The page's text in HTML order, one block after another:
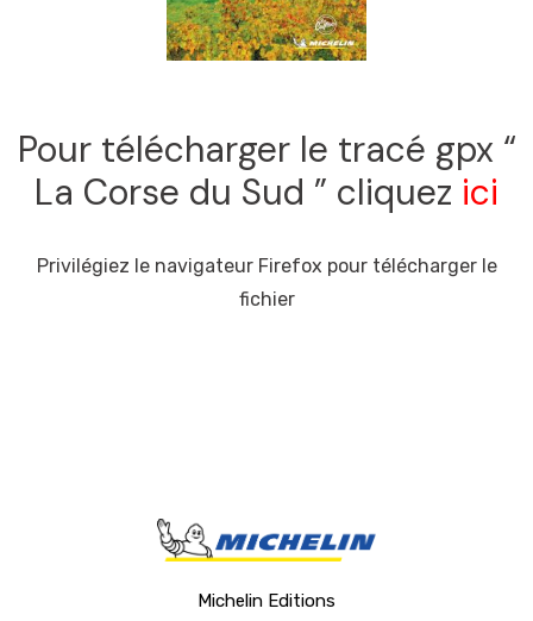
Pour télécharger le tracé gpx “
La Corse du Sud ” cliquez ici
Privilégiez le navigateur Firefox pour télécharger le
fichier
Michelin Editions